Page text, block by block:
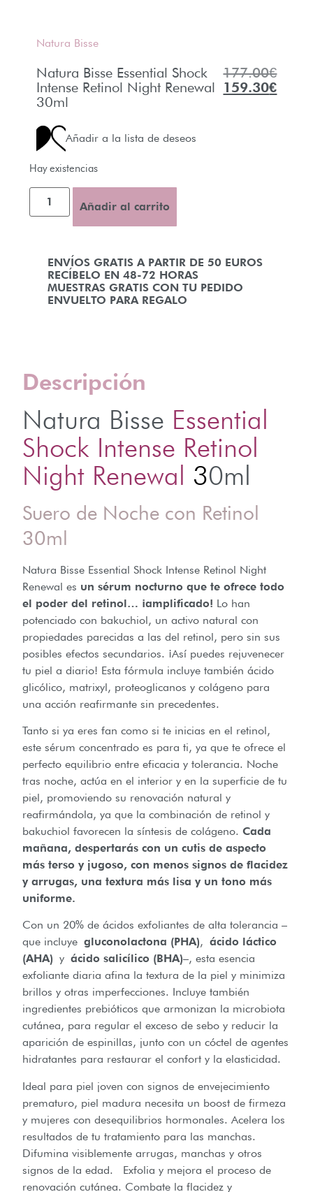
Natura Bisse
Natura Bisse Essential Shock
Intense Retinol Night Renewal
30ml
177.00€
159.30€
Añadir a la lista de deseos
ENVÍOS GRATIS A PARTIR DE 50 EUROS
RECÍBELO EN 48-72 HORAS
MUESTRAS GRATIS CON TU PEDIDO
ENVUELTO PARA REGALO
Hay existencias
Añadir al carrito
Descripción
Natura Bisse Essential
Shock Intense Retinol
Night Renewal 30ml
Suero de Noche con Retinol
30ml
Natura Bisse Essential Shock Intense Retinol Night
Renewal es un sérum nocturno que te ofrece todo
el poder del retinol… ¡amplificado! Lo han
potenciado con bakuchiol, un activo natural con
propiedades parecidas a las del retinol, pero sin sus
posibles efectos secundarios. ¡Así puedes rejuvenecer
tu piel a diario! Esta fórmula incluye también ácido
glicólico, matrixyl, proteoglicanos y colágeno para
una acción reafirmante sin precedentes.
Tanto si ya eres fan como si te inicias en el retinol,
este sérum concentrado es para ti, ya que te ofrece el
perfecto equilibrio entre eficacia y tolerancia. Noche
tras noche, actúa en el interior y en la superficie de tu
piel, promoviendo su renovación natural y
reafirmándola, ya que la combinación de retinol y
bakuchiol favorecen la síntesis de colágeno. Cada
mañana, despertarás con un cutis de aspecto
más terso y jugoso, con menos signos de flacidez
y arrugas, una textura más lisa y un tono más
uniforme.
Con un 20% de ácidos exfoliantes de alta tolerancia –
que incluye gluconolactona (PHA), ácido láctico
(AHA) y ácido salicílico (BHA)–, esta esencia
exfoliante diaria afina la textura de la piel y minimiza
brillos y otras imperfecciones. Incluye también
ingredientes prebióticos que armonizan la microbiota
cutánea, para regular el exceso de sebo y reducir la
aparición de espinillas, junto con un cóctel de agentes
hidratantes para restaurar el confort y la elasticidad.
Ideal para piel joven con signos de envejecimiento
prematuro, piel madura necesita un boost de firmeza
y mujeres con desequilibrios hormonales. Acelera los
resultados de tu tratamiento para las manchas.
Difumina visiblemente arrugas, manchas y otros
signos de la edad. Exfolia y mejora el proceso de
renovación cutánea. Combate la flacidez y